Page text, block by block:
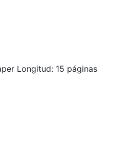
Longitud: 15 páginas